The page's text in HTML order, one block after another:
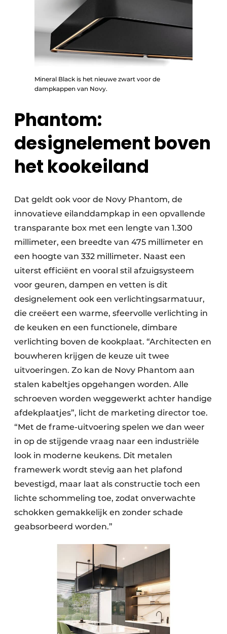
Mineral Black is het nieuwe zwart voor de
dampkappen van Novy.
Phantom:
designelement boven
het kookeiland
Dat geldt ook voor de Novy Phantom, de
innovatieve eilanddampkap in een opvallende
transparante box met een lengte van 1.300
millimeter, een breedte van 475 millimeter en
een hoogte van 332 millimeter. Naast een
uiterst efficiënt en vooral stil afzuigsysteem
voor geuren, dampen en vetten is dit
designelement ook een verlichtingsarmatuur,
die creëert een warme, sfeervolle verlichting in
de keuken en een functionele, dimbare
verlichting boven de kookplaat. “Architecten en
bouwheren krijgen de keuze uit twee
uitvoeringen. Zo kan de Novy Phantom aan
stalen kabeltjes opgehangen worden. Alle
schroeven worden weggewerkt achter handige
afdekplaatjes”, licht de marketing director toe.
“Met de frame-uitvoering spelen we dan weer
in op de stijgende vraag naar een industriële
look in moderne keukens. Dit metalen
framewerk wordt stevig aan het plafond
bevestigd, maar laat als constructie toch een
lichte schommeling toe, zodat onverwachte
schokken gemakkelijk en zonder schade
geabsorbeerd worden.”